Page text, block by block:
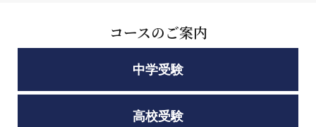
コースのご案内
中学受験
高校受験